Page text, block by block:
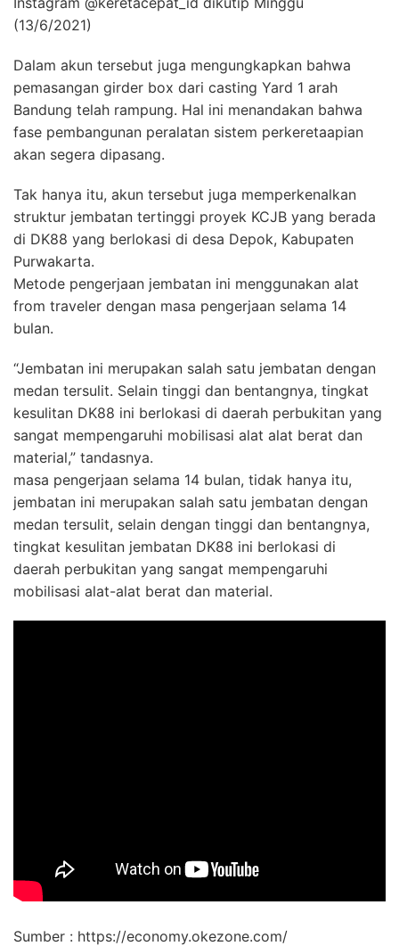
(13/6/2021)
Dalam akun tersebut juga mengungkapkan bahwa
pemasangan girder box dari casting Yard 1 arah
Bandung telah rampung. Hal ini menandakan bahwa
fase pembangunan peralatan sistem perkeretaapian
akan segera dipasang.
Tak hanya itu, akun tersebut juga memperkenalkan
struktur jembatan tertinggi proyek KCJB yang berada
di DK88 yang berlokasi di desa Depok, Kabupaten
Purwakarta.
Metode pengerjaan jembatan ini menggunakan alat
from traveler dengan masa pengerjaan selama 14
bulan.
“Jembatan ini merupakan salah satu jembatan dengan
medan tersulit. Selain tinggi dan bentangnya, tingkat
kesulitan DK88 ini berlokasi di daerah perbukitan yang
sangat mempengaruhi mobilisasi alat alat berat dan
material,” tandasnya.
masa pengerjaan selama 14 bulan, tidak hanya itu,
jembatan ini merupakan salah satu jembatan dengan
medan tersulit, selain dengan tinggi dan bentangnya,
tingkat kesulitan jembatan DK88 ini berlokasi di
daerah perbukitan yang sangat mempengaruhi
mobilisasi alat-alat berat dan material.
Sumber : https://economy.okezone.com/